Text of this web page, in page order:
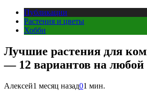
Публикации
Растения и цветы
Хобби
Лучшие растения для
— 12 вариантов на любой
Алексей1 месяц назад01 мин.